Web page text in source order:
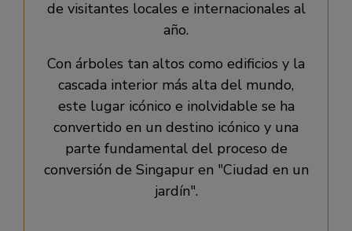
de visitantes locales e internacionales al
año.
Con árboles tan altos como edificios y la
cascada interior más alta del mundo,
este lugar icónico e inolvidable se ha
convertido en un destino icónico y una
parte fundamental del proceso de
conversión de Singapur en Ciudad en un
jardín .